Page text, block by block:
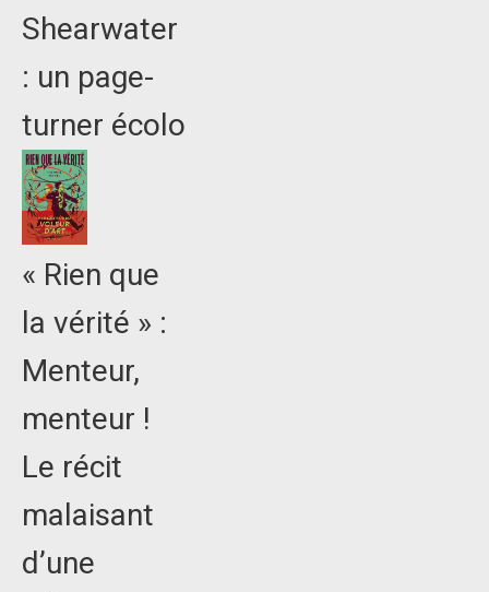
Shearwater
: un page-
turner écolo
« Rien que
la vérité » :
Menteur,
menteur !
Le récit
malaisant
d’une